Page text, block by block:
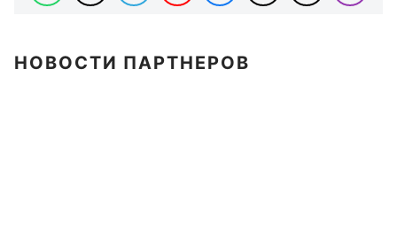
НОВОСТИ ПАРТНЕРОВ